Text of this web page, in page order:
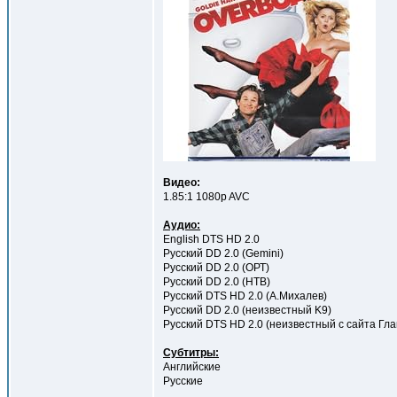
Видео:
1.85:1 1080p AVC
Аудио:
English DTS HD 2.0
Русский DD 2.0 (Gemini)
Русский DD 2.0 (ОРТ)
Русский DD 2.0 (НТВ)
Русский DTS HD 2.0 (А.Михалев)
Русский DD 2.0 (неизвестный K9)
Русский DTS HD 2.0 (неизвестный c cайта
Субтитры:
Английские
Русские